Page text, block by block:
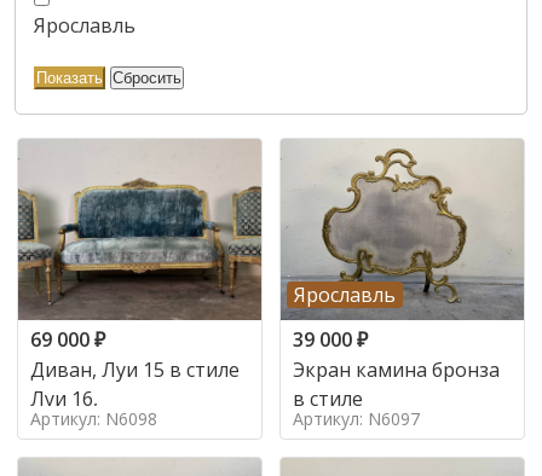
Ярославль
69 000₽
Диван, Луи 15 в стиле
Луи 16,
Артикул: N6098
Ярославль
39 000₽
Экран камина бронза
в стиле
Артикул: N6097